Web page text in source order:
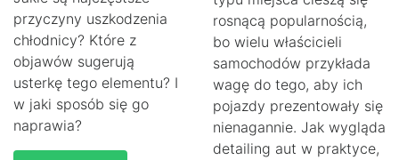
przyczyny uszkodzenia
chłodnicy? Które z
objawów sugerują
usterkę tego elementu? I
w jaki sposób się go
naprawia?
rosnącą popularnością,
bo wielu właścicieli
samochodów przykłada
wagę do tego, aby ich
pojazdy prezentowały się
nienagannie. Jak wygląda
detailing aut w praktyce,